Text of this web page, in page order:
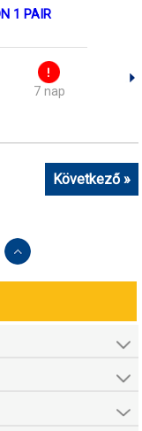
1 PAIR
7 nap
Következő »